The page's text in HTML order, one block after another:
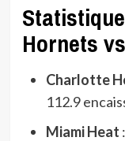
Hornets
Charlotte
112.9
Miami Heat